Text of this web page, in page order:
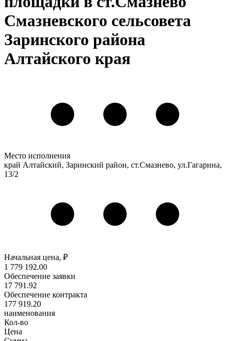
Смазневского сельсовета
Заринского района
Алтайского края
Место исполнения
край Алтайский, Заринский район, ст.Смазнево, ул.Гагарина,
13/2
Начальная цена, ₽
1 779 192.00
Обеспечение заявки
17 791 .92
Обеспечение контракта
177 919.20
наименования
Кол-во
Цена